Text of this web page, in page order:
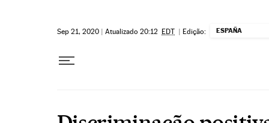
Sep 21, 2020 | Atualizado 20:12 EDT | Edição: ESPAÑA